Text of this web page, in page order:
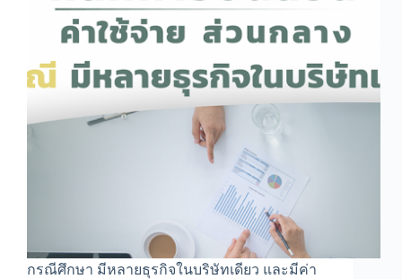
กรณีศึกษา มีหลายธุรกิจในบริษัทเดียว และมีค่า